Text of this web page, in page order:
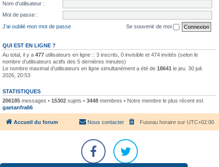
Nom d’utilisateur :
Mot de passe :
J’ai oublié mon mot de passe
Se souvenir de moi
QUI EST EN LIGNE ?
Au total, il y a 477 utilisateurs en ligne :: 3 inscrits, 0 invisible et 474 invités (selon le
nombre d’utilisateurs actifs des 5 dernières minutes)
Le nombre maximal d’utilisateurs en ligne simultanément a été de 18641 le jeu. 30 juil.
2026, 20:53
STATISTIQUES
206185 messages • 15302 sujets • 3448 membres • Notre membre le plus récent est
gaetanfra66
Accueil du forum Fuseau horaire sur UTC+02:00
Nous contacter